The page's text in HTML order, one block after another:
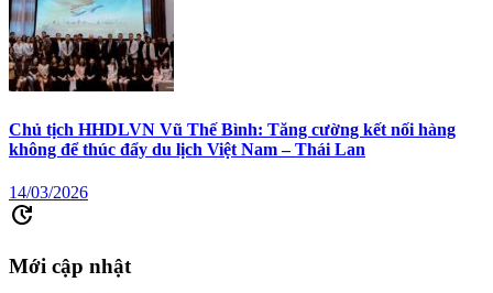
Chủ tịch HHDLVN Vũ Thế Bình: Tăng cường kết nối hàng
không để thúc đẩy du lịch Việt Nam – Thái Lan
14/03/2026
update
Mới cập nhật